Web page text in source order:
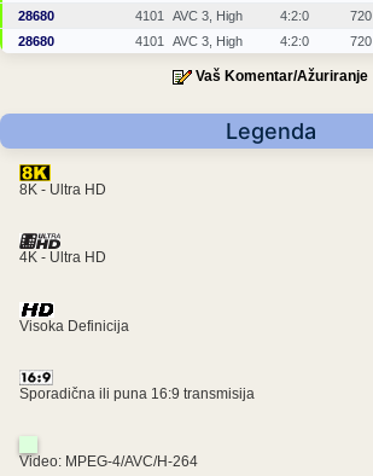
28680
4101 AVC 3, High 4:2:0 720
28680
4101 AVC 3, High 4:2:0 720
Vaš Komentar/Ažuriranje
Legenda
8K - Ultra HD
4K - Ultra HD
Visoka Definicija
Sporadična ili puna 16:9 transmisija
Video: MPEG-4/AVC/H-264